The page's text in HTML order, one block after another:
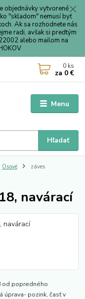
objednávky vytvorené
"skladom" nemusí byť
Ak sa rozhodnete nás
radi, avšak si predtým
alebo mailom na
Menu
Hľadať
0 ks
za 0 €
Osové
záves
navárací
od popredného
úprava- pozink, časť v